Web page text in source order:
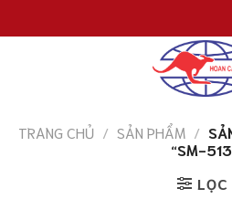
đến
TRANG CHỦ / SẢN PHẨM /
“SM-
LỌC